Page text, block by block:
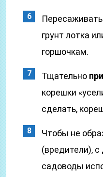
грунт лотка
горшочкам.
Тщательно
корешки
сделать,
Чтобы не
(вредители),
садоводы